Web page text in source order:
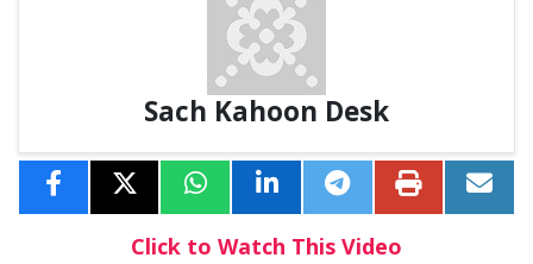
Sach Kahoon Desk
Click to Watch This Video